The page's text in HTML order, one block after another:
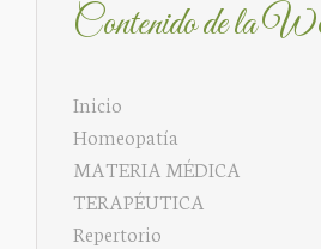
Contenido de la
Inicio
Homeopatía
MATERIA MÉDICA
TERAPÉUTICA
Repertorio